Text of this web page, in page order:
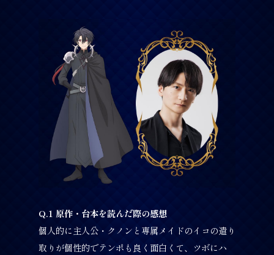
Q.1 原作・台本を読んだ際の感想
個人的に主人公・クノンと専属メイドのイコの遣り
取りが個性的でテンポも良く面白くて、ツボにハ